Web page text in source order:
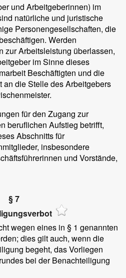
und Arbeitgeberinnen) im
natürliche und juristische
Personengesellschaften, die
Werden
zur Arbeitsleistung überlassen,
im Sinne dieses
Beschäftigten und die
an die Stelle des Arbeitgebers
für den Zugang zur
beruflichen Aufstieg betrifft,
Abschnitts für
insbesondere
und Vorstände,
§ 7
wegen eines in § 1 genannten
dies gilt auch, wenn die
begeht, das Vorliegen
bei der Benachteiligung